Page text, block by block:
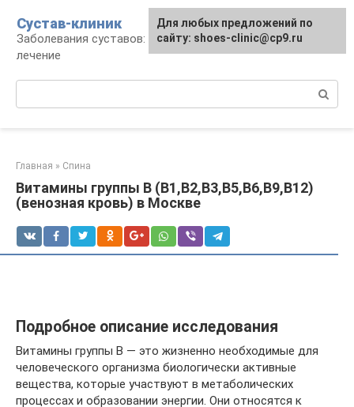
контенту
Сустав-клиник
Заболевания суставов: профилактика и
лечение
Главная » Спина
Витамины группы B (B1,B2,B3,B5,B6,B9,B12)
(венозная кровь) в Москве
Подробное описание исследования
Витамины группы B — это жизненно необходимые для
человеческого организма биологически активные
вещества, которые участвуют в метаболических
процессах и образовании энергии. Они относятся к
Для любых предложений по
сайту: shoes-clinic@cp9.ru